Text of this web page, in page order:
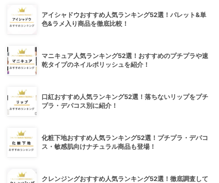
アイシャドウおすすめ人気ランキング52選！パレット&単
色&ラメ入り商品を徹底比較！
マニキュア人気ランキング52選！おすすめのプチプラや速
乾タイプのネイルポリッシュを紹介！
口紅おすすめ人気ランキング52選！落ちないリップをプチ
プラ・デパコス別に紹介！
化粧下地おすすめ人気ランキング52選！プチプラ・デパコ
ス・敏感肌向けナチュラル商品も登場！
クレンジングおすすめ人気ランキング52選！徹底調査して